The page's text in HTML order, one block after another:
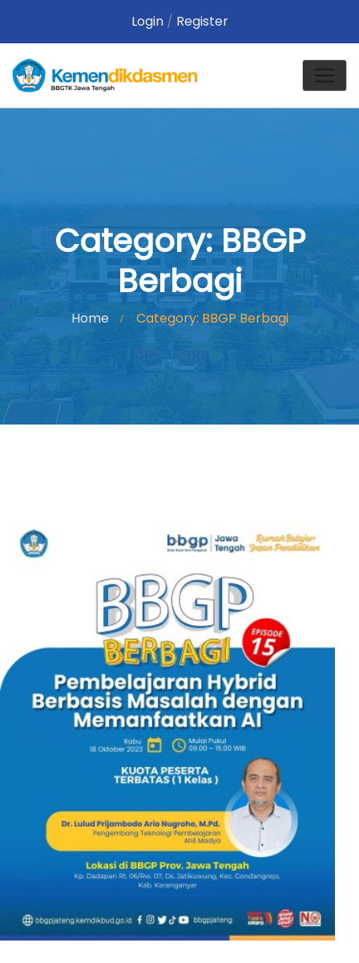
Login / Register
Category: BBGP
Berbagi
Home Category: BBGP Berbagi